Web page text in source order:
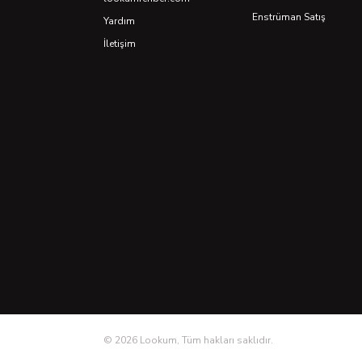
Yardım
İletişim
Enstrüman Satış
© 2026 Lookum, Tüm hakları saklıdır.